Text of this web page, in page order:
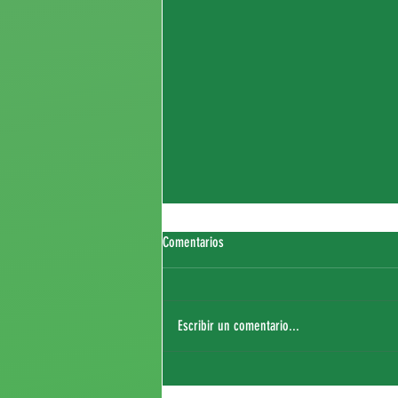
Fichaje de Thierry Sagna
Comentarios
Escribir un comentario...